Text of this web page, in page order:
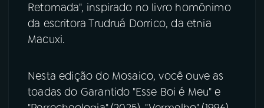
Retomada", inspirado no livro homônimo
da escritora Trudruá Dorrico, da etnia
Macuxi.
Nesta edição do Mosaico, você ouve as
toadas do Garantido "Esse Boi é Meu" e